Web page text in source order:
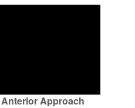
Approach